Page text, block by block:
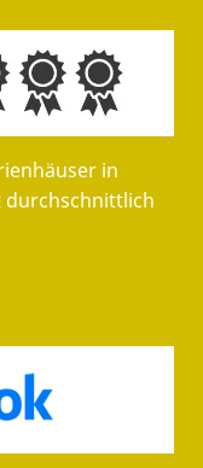
in
durchschnittlich